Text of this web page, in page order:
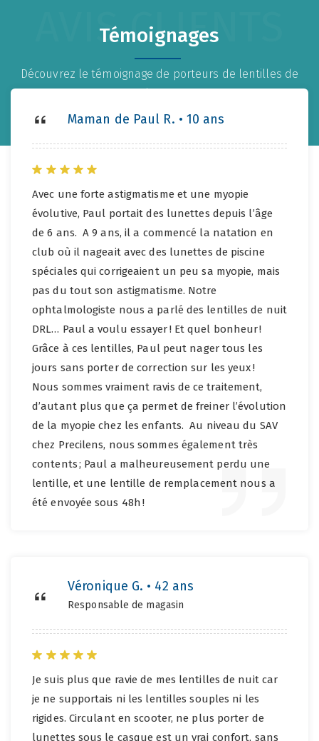
AVIS CLIENTS
Témoignages
Découvrez le témoignage de porteurs de lentilles de
nuit DRL® !
Maman de Paul R. • 10 ans
Avec une forte astigmatisme et une myopie
évolutive, Paul portait des lunettes depuis l’âge
de 6 ans. A 9 ans, il a commencé la natation en
club où il nageait avec des lunettes de piscine
spéciales qui corrigeaient un peu sa myopie, mais
pas du tout son astigmatisme. Notre
ophtalmologiste nous a parlé des lentilles de nuit
DRL… Paul a voulu essayer ! Et quel bonheur !
Grâce à ces lentilles, Paul peut nager tous les
jours sans porter de correction sur les yeux !
Nous sommes vraiment ravis de ce traitement,
d’autant plus que ça permet de freiner l’évolution
de la myopie chez les enfants. Au niveau du SAV
chez Precilens, nous sommes également très
contents ; Paul a malheureusement perdu une
lentille, et une lentille de remplacement nous a
été envoyée sous 48h !
Véronique G. • 42 ans
Responsable de magasin
Je suis plus que ravie de mes lentilles de nuit car
je ne supportais ni les lentilles souples ni les
rigides. Circulant en scooter, ne plus porter de
lunettes sous le casque est un vrai confort, sans